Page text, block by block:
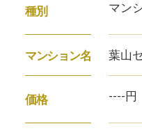
種別 マン
マンション名 葉山
価格 ----円